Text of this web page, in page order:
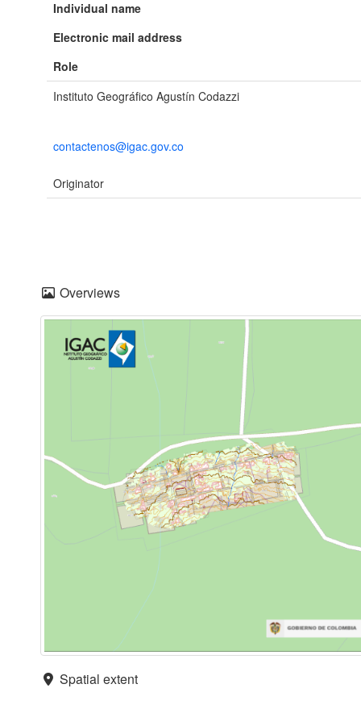
Individual name
Electronic mail address
Role
Instituto Geográfico Agustín Codazzi
contactenos@igac.gov.co
Originator
Overviews
Spatial extent